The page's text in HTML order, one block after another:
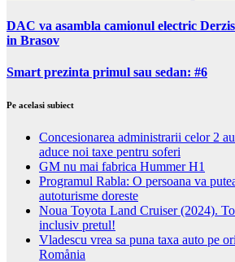
DAC va asambla camionul electric
in Brasov
Smart prezinta primul sau sedan: #6
Pe acelasi subiect
Concesionarea administrarii celor 2
aduce noi taxe pentru soferi
GM nu mai fabrica Hummer H1
Programul Rabla: O persoana va
autoturisme doreste
Noua Toyota Land Cruiser (2024).
inclusiv pretul!
Vladescu vrea sa puna taxa auto pe
Romånia